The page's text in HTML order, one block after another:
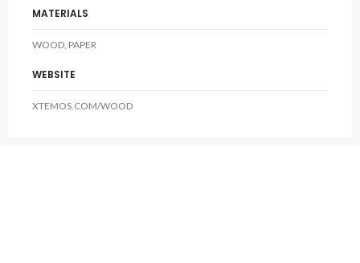
MATERIALS
WOOD, PAPER
WEBSITE
XTEMOS.COM/WOOD